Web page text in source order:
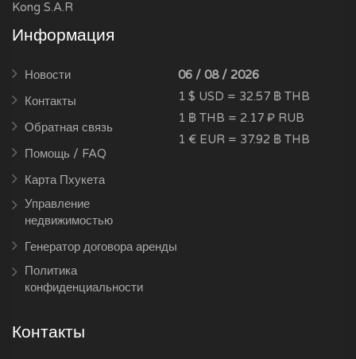
Kong S.A.R
Информация
Новости
Контакты
Обратная связь
Помощь / FAQ
Карта Пхукета
Управление
недвижимостью
Генератор договора аренды
Политика
конфиденциальности
06 / 08 / 2026
1 $ USD = 32.57 ฿ THB
1 ฿ THB = 2.17 ₽ RUB
1 € EUR = 37.92 ฿ THB
Контакты